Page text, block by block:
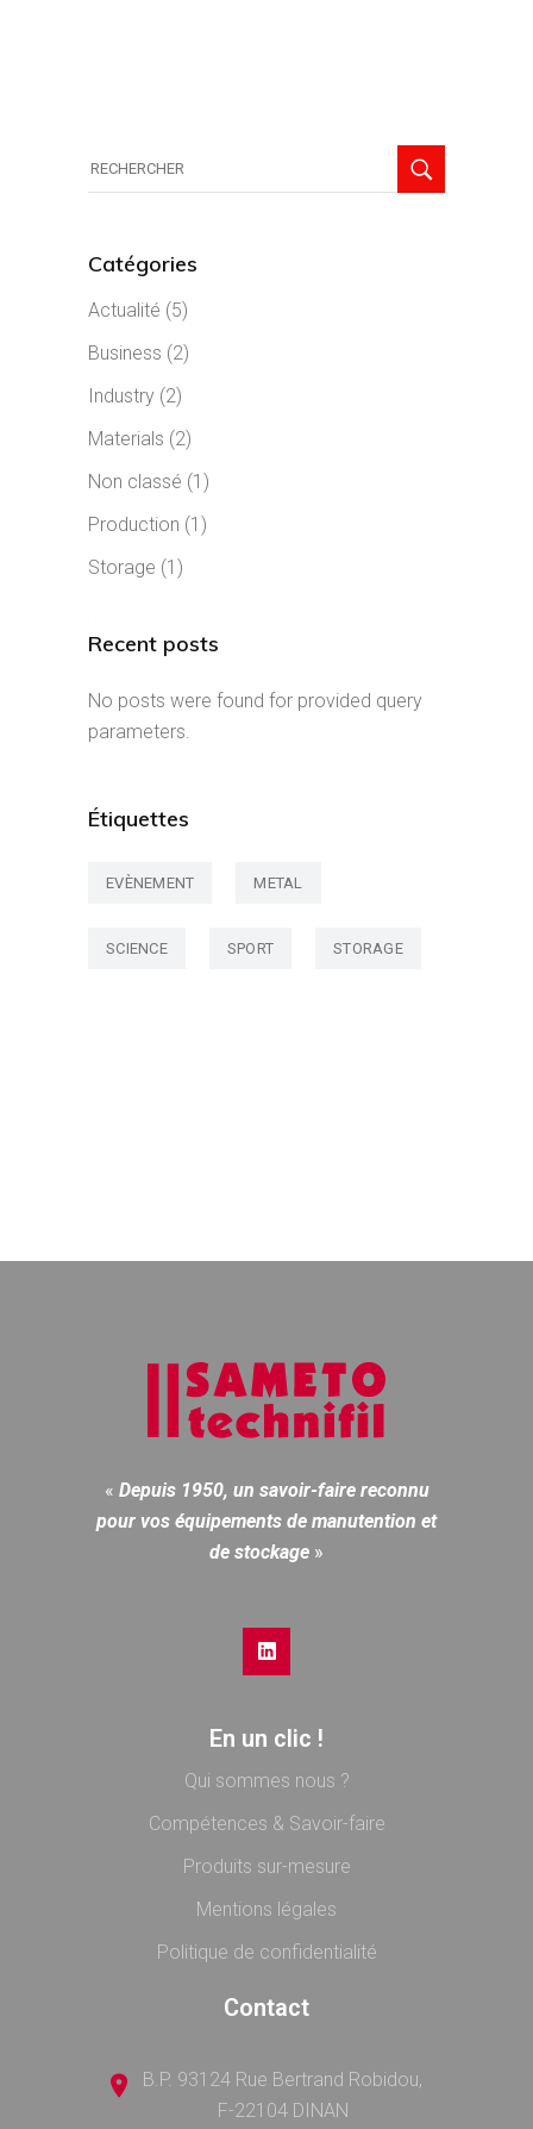
for:
Catégories
Actualité (5)
Business (2)
Industry (2)
Materials (2)
Non classé (1)
Production (1)
Storage (1)
Recent posts
No posts were found for provided query
parameters.
Étiquettes
EVÈNEMENT METAL
SCIENCE SPORT STORAGE
« Depuis 1950, un savoir-faire reconnu
pour vos équipements de manutention et
de stockage »
En un clic !
Qui sommes nous ?
Compétences & Savoir-faire
Produits sur-mesure
Mentions légales
Politique de confidentialité
Contact
B.P. 93124 Rue Bertrand Robidou,
F-22104 DINAN